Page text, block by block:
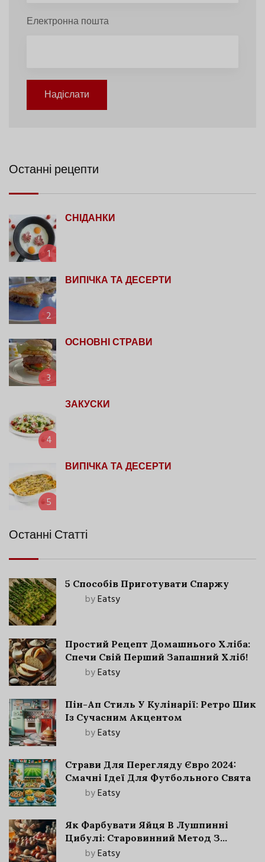
Електронна пошта
Надіслати
Останні рецепти
1
СНІДАНКИ
2
ВИПІЧКА ТА ДЕСЕРТИ
3
ОСНОВНІ СТРАВИ
4
ЗАКУСКИ
5
ВИПІЧКА ТА ДЕСЕРТИ
Останні Статті
5 Способів Приготувати Спаржу
byEatsy
Простий Рецепт Домашнього Хліба:
Спечи Свій Перший Запашний Хліб!
byEatsy
Пін-Ап Стиль У Кулінарії: Ретро Шик
Із Сучасним Акцентом
byEatsy
Страви Для Перегляду Євро 2024:
Смачні Ідеї Для Футбольного Свята
byEatsy
Як Фарбувати Яйця В Лушпинні
Цибулі: Старовинний Метод З
Сучасними Нюансами
byEatsy